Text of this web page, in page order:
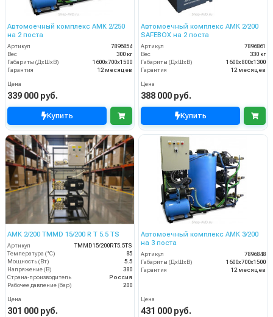
Автомоечный комплекс АМК 2/250
на 2 поста
Артикул
7896854
Вес
300 кг
Габариты (ДхШхВ)
1600х700х1500
Гарантия
12 месяцев
Цена
339 000 руб.
Купить
Автомоечный комплекс АМК 2/200
SAFEBOX на 2 поста
Артикул
7896861
Вес
330 кг
Габариты (ДхШхВ)
1600х800х1300
Гарантия
12 месяцев
Цена
388 000 руб.
Купить
АМК 2/200 TMMD 15/200 R T 5.5 TS
Артикул
TMMD15/200RT5.5TS
Температура (°C)
85
Мощность (Вт)
5.5
Напряжение (В)
380
Страна-производитель
Россия
Рабочее давление (бар)
200
Цена
301 000 руб.
Автомоечный комплекс АМК 3/200
на 3 поста
Артикул
7896848
Габариты (ДхШхВ)
1600х700х1500
Гарантия
12 месяцев
Цена
431 000 руб.